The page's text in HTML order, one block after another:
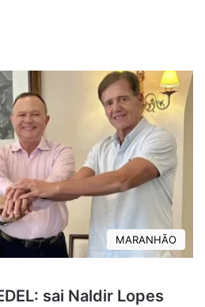
MARANHÃO
sai Naldir Lopes